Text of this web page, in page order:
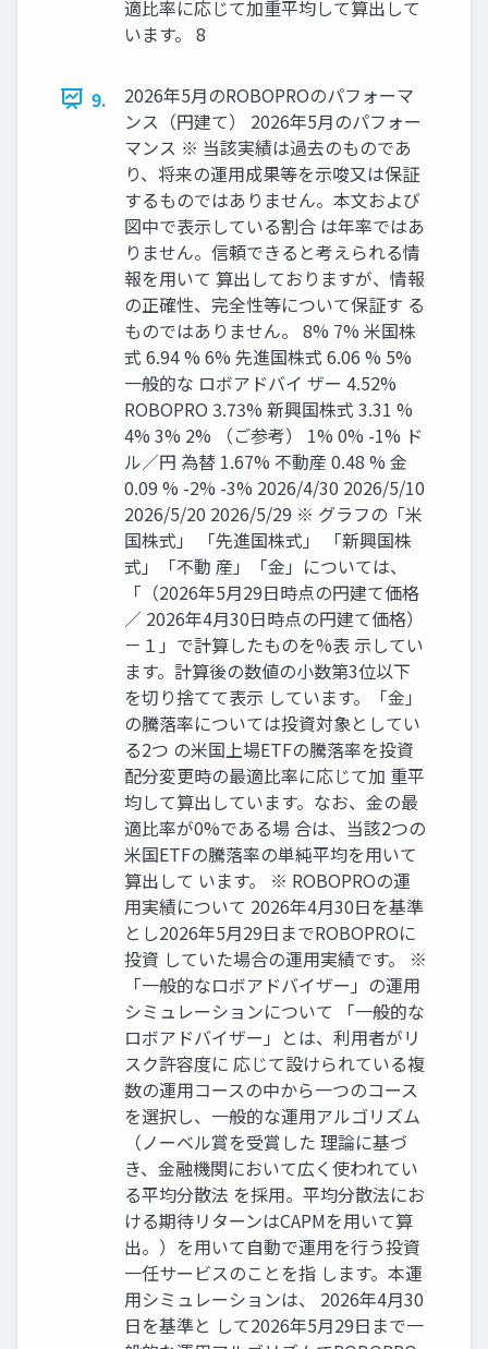
適比率に応じて加重平均して算出して
います。 8
9.
2026年5月のROBOPROのパフォーマ
ンス（円建て） 2026年5月のパフォー
マンス ※ 当該実績は過去のものであ
り、将来の運用成果等を示唆又は保証
するものではありません。本文および
図中で表示している割合 は年率ではあ
りません。信頼できると考えられる情
報を用いて 算出しておりますが、情報
の正確性、完全性等について保証す る
ものではありません。 8% 7% 米国株
式 6.94 % 6% 先進国株式 6.06 % 5%
一般的な ロボアドバイ ザー 4.52%
ROBOPRO 3.73% 新興国株式 3.31 %
4% 3% 2% （ご参考） 1% 0% -1% ド
ル／円 為替 1.67% 不動産 0.48 % 金
0.09 % -2% -3% 2026/4/30 2026/5/10
2026/5/20 2026/5/29 ※ グラフの「米
国株式」 「先進国株式」 「新興国株
式」「不動 産」「金」については、
「（2026年5月29日時点の円建て価格
／ 2026年4月30日時点の円建て価格）
－１」で計算したものを%表 示してい
ます。計算後の数値の小数第3位以下
を切り捨てて表示 しています。「金」
の騰落率については投資対象としてい
る2つ の米国上場ETFの騰落率を投資
配分変更時の最適比率に応じて加 重平
均して算出しています。なお、金の最
適比率が0%である場 合は、当該2つの
米国ETFの騰落率の単純平均を用いて
算出して います。 ※ ROBOPROの運
用実績について 2026年4月30日を基準
とし2026年5月29日までROBOPROに
投資 していた場合の運用実績です。 ※
「一般的なロボアドバイザー」の運用
シミュレーションについて 「一般的な
ロボアドバイザー」とは、利用者がリ
スク許容度に 応じて設けられている複
数の運用コースの中から一つのコース
を選択し、一般的な運用アルゴリズム
（ノーベル賞を受賞した 理論に基づ
き、金融機関において広く使われてい
る平均分散法 を採用。平均分散法にお
ける期待リターンはCAPMを用いて算
出。）を用いて自動で運用を行う投資
一任サービスのことを指 します。本運
用シミュレーションは、 2026年4月30
日を基準と して2026年5月29日まで一